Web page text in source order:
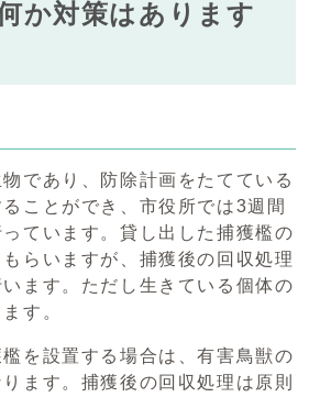
か対策はあります
であり、防除計画をたてている
ことができ、市役所では3週間
ています。貸し出した捕獲檻の
らいますが、捕獲後の回収処理
ます。ただし生きている個体の
す。
を設置する場合は、有害鳥獣の
ます。捕獲後の回収処理は原則